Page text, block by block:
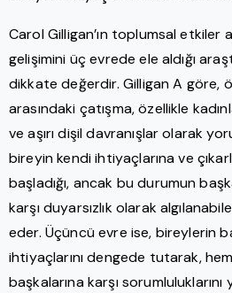
Carol Gilligan’ın toplumsal etkiler
gelişimini üç evrede ele aldığı
dikkate değerdir. Gilligan A göre,
arasındaki çatışma, özellikle
ve aşırı dişil davranışlar olarak
bireyin kendi ihtiyaçlarına ve
başladığı, ancak bu durumun
karşı duyarsızlık olarak
eder. Üçüncü evre ise, bireylerin
ihtiyaçlarını dengede tutarak,
başkalarına karşı